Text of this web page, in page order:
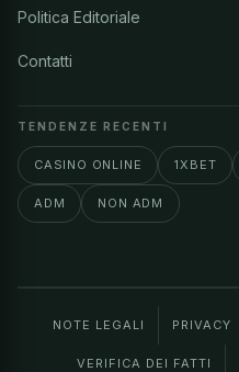
Politica Editoriale
Contatti
TENDENZE RECENTI
CASINO ONLINE 1XBET
ADM NON ADM
NOTE LEGALI PRIVACY
VERIFICA DEI FATTI